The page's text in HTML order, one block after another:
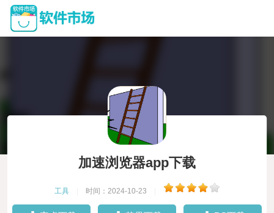
加速浏览器app下载
工具 时间：2024-10-23